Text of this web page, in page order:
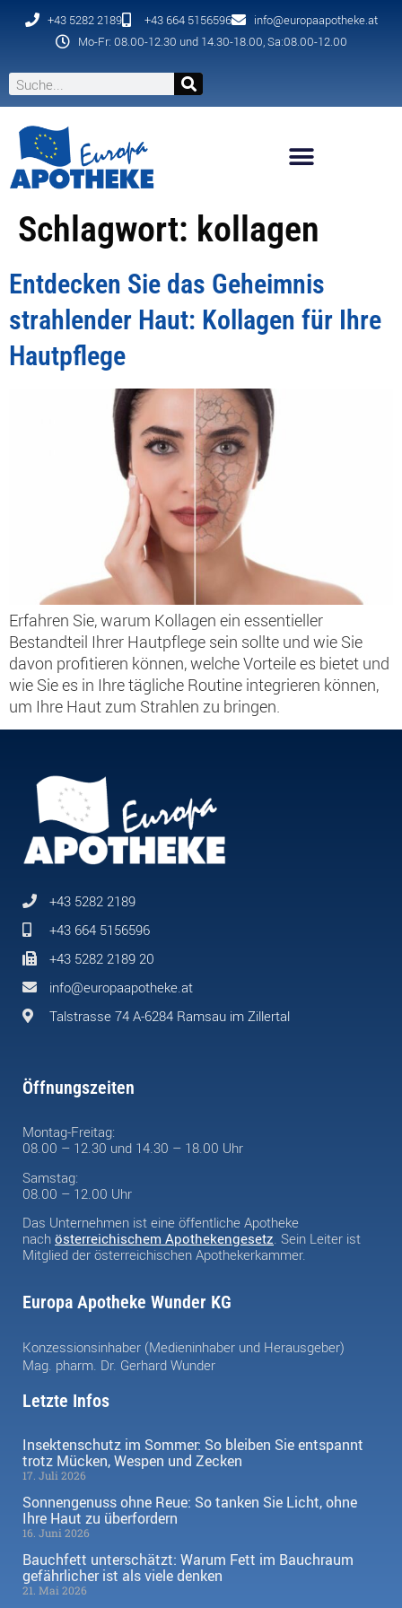
+43 5282 2189 +43 664 5156596
info@europaapotheke.at
Mo-Fr: 08.00-12.30 und 14.30-18.00, Sa:08.00-12.00
Schlagwort: kollagen
Entdecken Sie das Geheimnis
strahlender Haut: Kollagen für Ihre
Hautpflege
Erfahren Sie, warum Kollagen ein essentieller
Bestandteil Ihrer Hautpflege sein sollte und wie Sie
davon profitieren können, welche Vorteile es bietet und
wie Sie es in Ihre tägliche Routine integrieren können,
um Ihre Haut zum Strahlen zu bringen.
+43 5282 2189
+43 664 5156596
+43 5282 2189 20
info@europaapotheke.at
Talstrasse 74 A-6284 Ramsau im Zillertal
Öffnungszeiten
Montag-Freitag:
08.00 – 12.30 und 14.30 – 18.00 Uhr
Samstag:
08.00 – 12.00 Uhr
Das Unternehmen ist eine öffentliche Apotheke
nach österreichischem Apothekengesetz. Sein Leiter ist
Mitglied der österreichischen Apothekerkammer.
Europa Apotheke Wunder KG
Konzessionsinhaber (Medieninhaber und Herausgeber)
Mag. pharm. Dr. Gerhard Wunder
Letzte Infos
Insektenschutz im Sommer: So bleiben Sie entspannt
trotz Mücken, Wespen und Zecken
17. Juli 2026
Sonnengenuss ohne Reue: So tanken Sie Licht, ohne
Ihre Haut zu überfordern
16. Juni 2026
Bauchfett unterschätzt: Warum Fett im Bauchraum
gefährlicher ist als viele denken
21. Mai 2026